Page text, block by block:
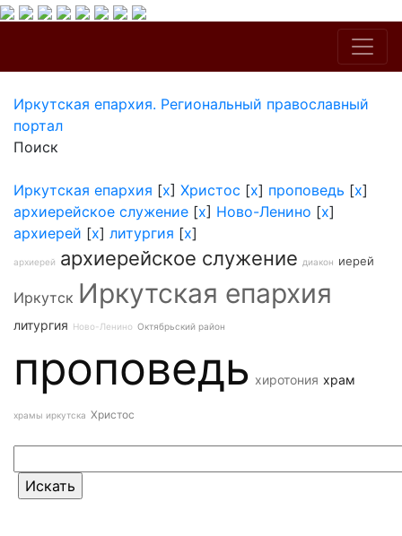
Иркутская епархия. Региональный православный
портал
Поиск
Иркутская епархия [x] Христос [x] проповедь [x]
архиерейское служение [x] Ново-Ленино [x]
архиерей [x] литургия [x]
архиерей архиерейское служение диакон иерей
Иркутск Иркутская епархия
литургия Ново-Ленино Октябрьский район
проповедь хиротония храм
храмы иркутска Христос